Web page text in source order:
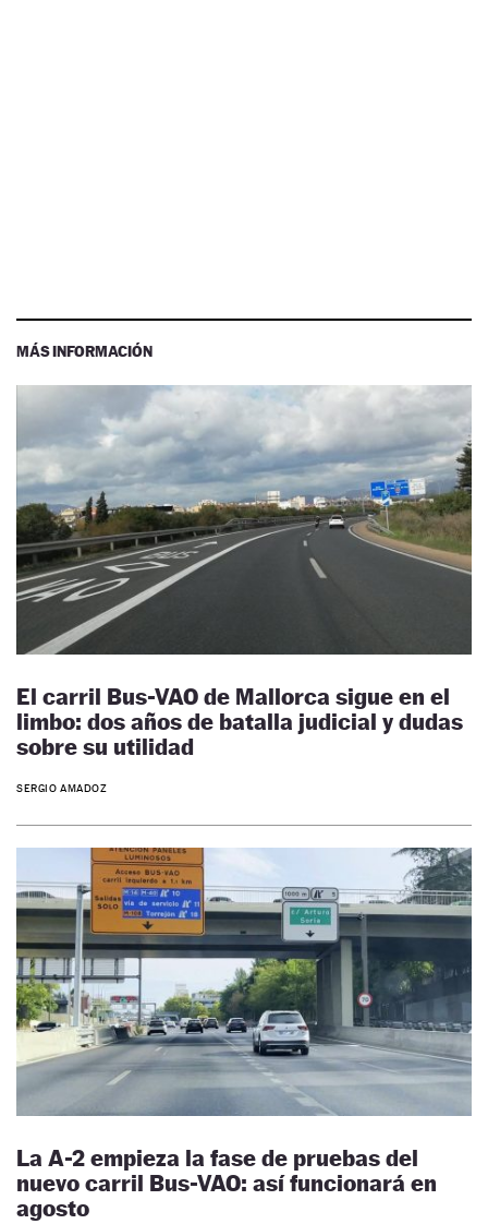
MÁS INFORMACIÓN
El carril Bus-VAO de Mallorca sigue en el
limbo: dos años de batalla judicial y dudas
sobre su utilidad
SERGIO AMADOZ
La A-2 empieza la fase de pruebas del
nuevo carril Bus-VAO: así funcionará en
agosto